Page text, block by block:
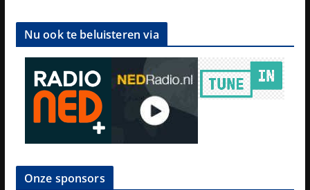
Nu ook te beluisteren via
Onze sponsors